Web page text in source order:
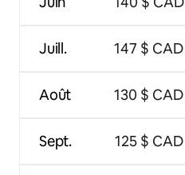
Juill.
Août
Sept.
147 $ CAD
130 $ CAD
125 $ CAD